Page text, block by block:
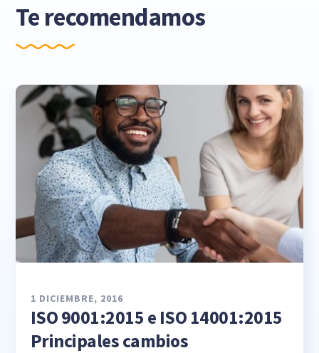
Te recomendamos
1 DICIEMBRE, 2016
ISO 9001:2015 e ISO 14001:2015
Principales cambios